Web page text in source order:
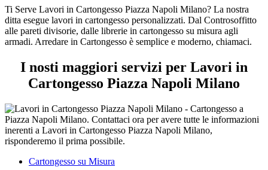
Ti Serve Lavori in Cartongesso Piazza Napoli Milano? La nostra
ditta esegue lavori in cartongesso personalizzati. Dal Controsoffitto
alle pareti divisorie, dalle librerie in cartongesso su misura agli
armadi. Arredare in Cartongesso è semplice e moderno, chiamaci.
I nosti maggiori servizi per Lavori in
Cartongesso Piazza Napoli Milano
Cartongesso su Misura